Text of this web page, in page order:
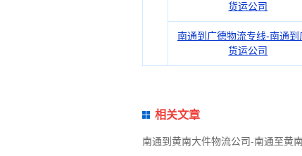
货运公司
南通到广德物流专线-南通到
货运公司
相关文章
南通到黄南大件物流公司-南通至黄